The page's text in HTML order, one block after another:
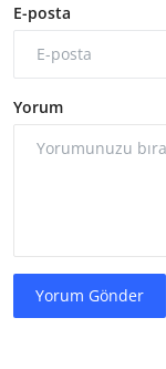
E-posta
Yorum
Yorum Gönder